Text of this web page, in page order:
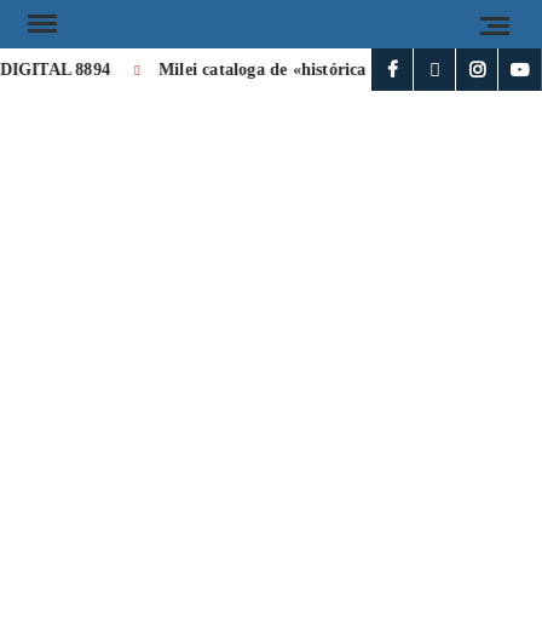
8894 Milei cataloga de «histórica» la visita de León XIV